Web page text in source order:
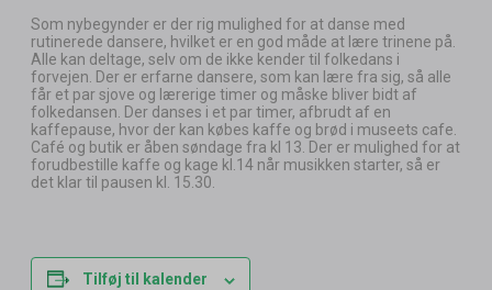
Som nybegynder er der rig mulighed for at danse med
rutinerede dansere, hvilket er en god måde at lære trinene på.
Alle kan deltage, selv om de ikke kender til folkedans i
forvejen. Der er erfarne dansere, som kan lære fra sig, så alle
får et par sjove og lærerige timer og måske bliver bidt af
folkedansen. Der danses i et par timer, afbrudt af en
kaffepause, hvor der kan købes kaffe og brød i museets cafe.
Café og butik er åben søndage fra kl 13. Der er mulighed for at
forudbestille kaffe og kage kl.14 når musikken starter, så er
det klar til pausen kl. 15.30.
Tilføj til kalender